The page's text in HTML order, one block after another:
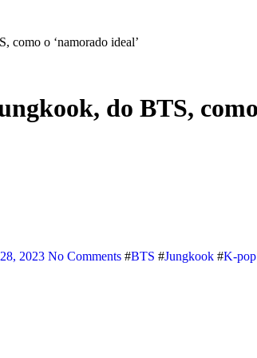
como o ‘namorado ideal’
do BTS,
2023 No Comments #BTS #Jungkook #K-pop